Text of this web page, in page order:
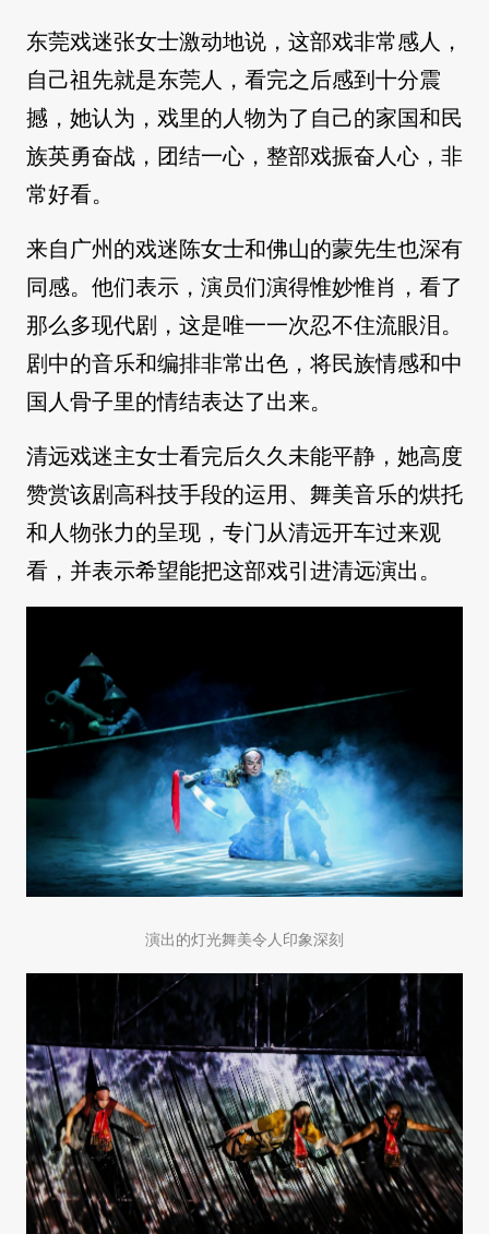
东莞戏迷张女士激动地说，这部戏非常感人，
自己祖先就是东莞人，看完之后感到十分震
撼，她认为，戏里的人物为了自己的家国和民
族英勇奋战，团结一心，整部戏振奋人心，非
常好看。
来自广州的戏迷陈女士和佛山的蒙先生也深有
同感。他们表示，演员们演得惟妙惟肖，看了
那么多现代剧，这是唯一一次忍不住流眼泪。
剧中的音乐和编排非常出色，将民族情感和中
国人骨子里的情结表达了出来。
清远戏迷主女士看完后久久未能平静，她高度
赞赏该剧高科技手段的运用、舞美音乐的烘托
和人物张力的呈现，专门从清远开车过来观
看，并表示希望能把这部戏引进清远演出。
演出的灯光舞美令人印象深刻